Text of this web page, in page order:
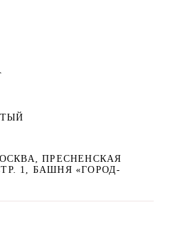
ПРЕСНЕНСКАЯ
1, БАШНЯ «ГОРОД-